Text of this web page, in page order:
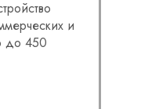
и
до 450